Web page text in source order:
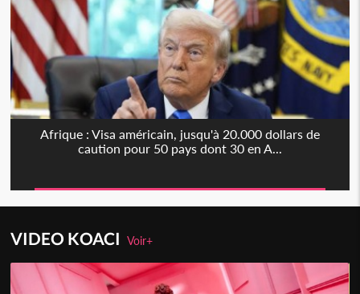
Afrique : Visa américain, jusqu'à 20.000 dollars de
caution pour 50 pays dont 30 en A...
VIDEO KOACIVoir+